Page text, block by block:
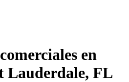
en
Lauderdale, FL